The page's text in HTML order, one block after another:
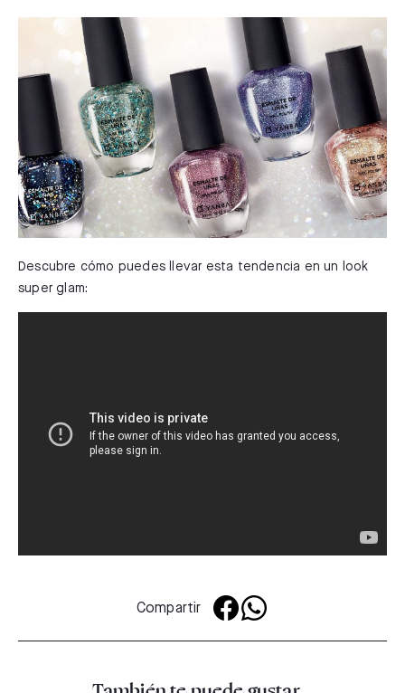
Descubre cómo puedes llevar esta tendencia en un look
super glam:
Compartir